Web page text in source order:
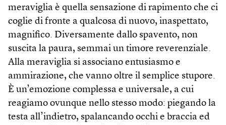
meraviglia è quella sensazione di rapimento che ci
coglie di fronte a qualcosa di nuovo, inaspettato,
magnifico. Diversamente dallo spavento, non
suscita la paura, semmai un timore reverenziale.
Alla meraviglia si associano entusiasmo e
ammirazione, che vanno oltre il semplice stupore.
È un’emozione complessa e universale, a cui
reagiamo ovunque nello stesso modo: piegando la
testa all’indietro, spalancando occhi e braccia ed